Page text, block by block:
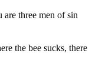
are three men of sin
the bee sucks, there